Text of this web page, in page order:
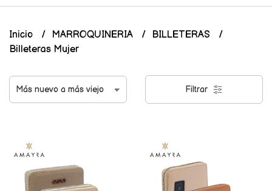
Inicio MARROQUINERIA
BILLETERAS
Billeteras Mujer
Filtrar